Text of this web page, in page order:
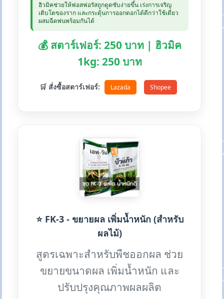
ฮิวมิคช่วยให้ฟอสฟอรัสถูกดูดซับง่ายขึ้น เร่งการเจริญ
เติบโตของราก และกระตุ้นการออกดอกได้ดีกว่าใช้เดี่ยว
ผสมฉีดพ่นพร้อมกันได้
💰 สตาร์เฟอร์: 250 บาท | ฮิวมิค
1kg: 250 บาท
🛒 สั่งซื้อสตาร์เฟอร์: Lazada Shopee
⭐ FK-3 - ขยายผล เพิ่มน้ำหนัก (สำหรับ
ผลไม้)
สูตรเฉพาะสำหรับพืชออกผล ช่วย
ขยายขนาดผล เพิ่มน้ำหนัก และ
ปรับปรุงคุณภาพผลผลิต